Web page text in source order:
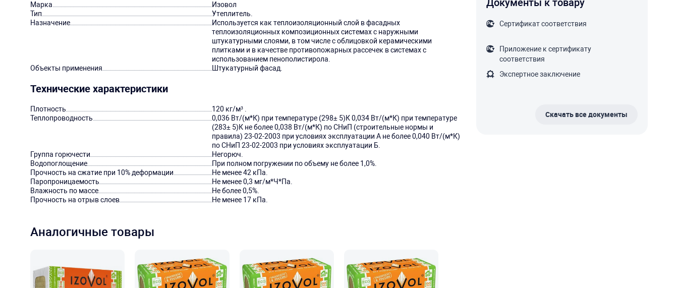
Марка
Изовол
Тип
Утеплитель.
Назначение
Используется как теплоизоляционный слой в фасадных
теплоизоляционных композиционных системах с наружными
штукатурными слоями, в том числе с облицовкой керамическими
плитками и в качестве противопожарных рассечек в системах с
использованием пенополистирола.
Объекты применения
Штукатурный фасад.
Технические характеристики
Плотность
120 кг/м³ .
Теплопроводность
0,036 Вт/(м*К) при температуре (298± 5)К 0,034 Вт/(м*К) при температуре
(283± 5)К не более 0,038 Вт/(м*К) по СНиП (строительные нормы и
правила) 23-02-2003 при условиях эксплуатации А не более 0,040 Вт/(м*К)
по СНиП 23-02-2003 при условиях эксплуатации Б.
Группа горючести
Негорюч.
Водопоглощение
При полном погружении по объему не более 1,0%.
Прочность на сжатие при 10% деформации
Не менее 42 кПа.
Паропроницаемость
Не менее 0,3 мг/м*Ч*Па.
Влажность по массе
Не более 0,5%.
Прочность на отрыв слоев
Не менее 17 кПа.
Документы к товару
Сертификат соответствия
Приложение к сертификату
соответствия
Экспертное заключение
Скачать все документы
Аналогичные товары